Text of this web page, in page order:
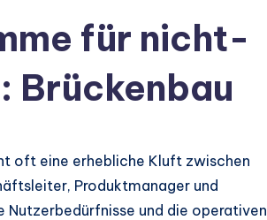
für nicht-
Brückenbau
oft eine erhebliche Kluft zwischen
Produktmanager und
Nutzerbedürfnisse und die operativen